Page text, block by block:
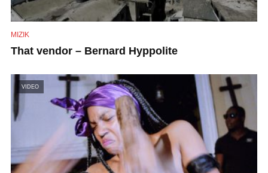
o
MIZIK
That vendor – Bernard Hyppolite
VIDEO